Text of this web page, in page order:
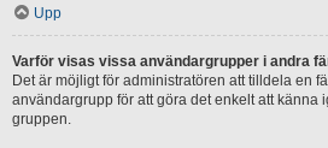
Upp
Varför visas vissa användargrupper i andra
Det är möjligt för administratören att tilldela en
användargrupp för att göra det enkelt att känna
gruppen.